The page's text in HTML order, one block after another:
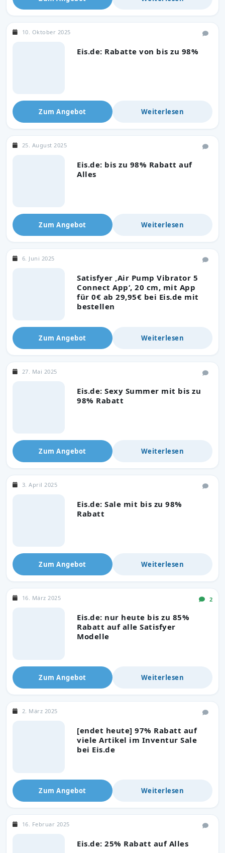
Eis.de: Rabatte von bis zu 98%
10. Oktober 2025
Zum Angebot Weiterlesen
Eis.de: bis zu 98% Rabatt auf
Alles
25. August 2025
Zum Angebot Weiterlesen
Satisfyer ‚Air Pump Vibrator 5
Connect App‘, 20 cm, mit App
für 0€ ab 29,95€ bei Eis.de mit
bestellen
6. Juni 2025
Zum Angebot Weiterlesen
Eis.de: Sexy Summer mit bis zu
98% Rabatt
27. Mai 2025
Zum Angebot Weiterlesen
Eis.de: Sale mit bis zu 98%
Rabatt
3. April 2025
Zum Angebot Weiterlesen
Eis.de: nur heute bis zu 85%
Rabatt auf alle Satisfyer
Modelle
16. März 2025 2
Zum Angebot Weiterlesen
[endet heute] 97% Rabatt auf
viele Artikel im Inventur Sale
bei Eis.de
2. März 2025
Zum Angebot Weiterlesen
Eis.de: 25% Rabatt auf Alles
16. Februar 2025